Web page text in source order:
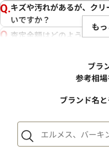
キズや汚れがあるが、ク
いですか？
査定金額はどのように決ま
売却するか悩んでいるの
1点からでも査定できます
も
ブラ
参考相
ブランド名